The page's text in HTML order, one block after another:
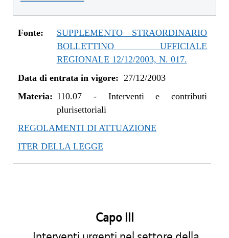
Fonte:
SUPPLEMENTO STRAORDINARIO
BOLLETTINO UFFICIALE
REGIONALE 12/12/2003, N. 017.
Data di entrata in vigore: 27/12/2003
Materia: 110.07- Interventi e contributi
plurisettoriali
REGOLAMENTI DI ATTUAZIONE
ITER DELLA LEGGE
Capo III